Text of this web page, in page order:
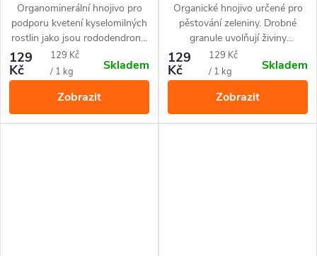
Organominerální hnojivo pro
podporu kvetení kyselomilných
rostlin jako jsou rododendrony,
hortenzie, azalky, a jiné.
129
Kč
Měrná
cena:
129 Kč
/ 1 kg
Skladem
Zobrazit
Organické hnojivo určené pro
pěstování zeleniny. Drobné
granule uvolňují živiny
postupně po dobu 3 měsíců.
Hnojivo obsahuje 100%
přírodní suroviny a je vhodné
pro ekologické pěstování.
Hnojivo nezasoluje půdu a
nehrozí popálení rostlin.
129
Kč
Měrná
cena:
129 Kč
/ 1 kg
Skladem
Zobrazit